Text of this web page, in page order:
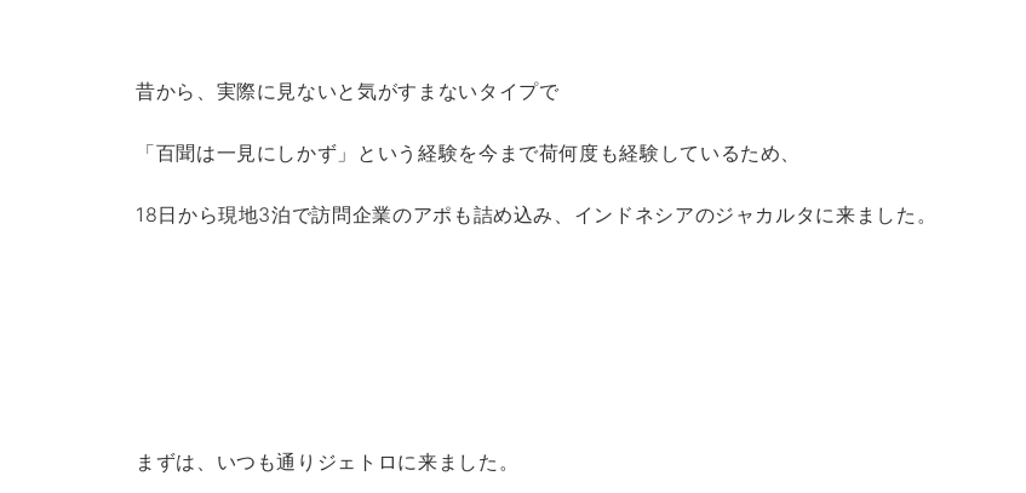
昔から、実際に見ないと気がすまないタイプで
「百聞は一見にしかず」という経験を今まで荷何度も経験しているため、
18日から現地3泊で訪問企業のアポも詰め込み、インドネシアのジャカルタに来ました。
まずは、いつも通りジェトロに来ました。